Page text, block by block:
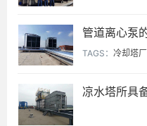
管道离心泵
TAGS： 冷却塔
凉水塔所具